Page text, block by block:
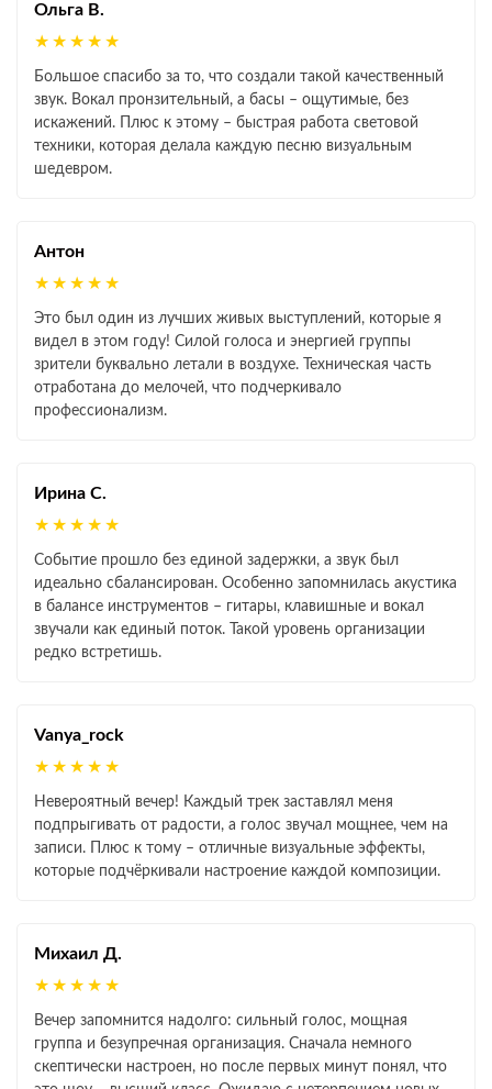
Ольга В.
★★★★★
Большое спасибо за то, что создали такой качественный
звук. Вокал пронзительный, а басы – ощутимые, без
искажений. Плюс к этому – быстрая работа световой
техники, которая делала каждую песню визуальным
шедевром.
Антон
★★★★★
Это был один из лучших живых выступлений, которые я
видел в этом году! Силой голоса и энергией группы
зрители буквально летали в воздухе. Техническая часть
отработана до мелочей, что подчеркивало
профессионализм.
Ирина С.
★★★★★
Событие прошло без единой задержки, а звук был
идеально сбалансирован. Особенно запомнилась акустика
в балансе инструментов – гитары, клавишные и вокал
звучали как единый поток. Такой уровень организации
редко встретишь.
Vanya_rock
★★★★★
Невероятный вечер! Каждый трек заставлял меня
подпрыгивать от радости, а голос звучал мощнее, чем на
записи. Плюс к тому – отличные визуальные эффекты,
которые подчёркивали настроение каждой композиции.
Михаил Д.
★★★★★
Вечер запомнится надолго: сильный голос, мощная
группа и безупречная организация. Сначала немного
скептически настроен, но после первых минут понял, что